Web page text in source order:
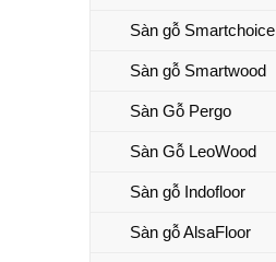
Sàn gỗ Smartchoice
Sàn gỗ Smartwood
Sàn Gỗ Pergo
Sàn Gỗ LeoWood
Sàn gỗ Indofloor
Sàn gỗ AlsaFloor